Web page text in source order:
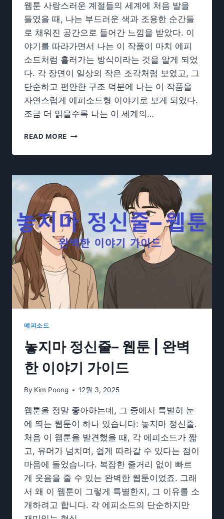
웹툰 사랑스러운 계절들의 세계에 처음 발을
들였을 때, 나는 부드러운 색과 조용한 순간들
로 채워진 공간으로 들어간 느낌을 받았다. 이
야기를 따라가면서 나는 이 작품이 마치 에피
소드처럼 흘러가는 방식이라는 것을 알게 되었
다. 각 장면이 일상의 작은 조각처럼 보였고, 그
단순하고 편안한 구조 덕분에 나는 이 작품을
자연스럽게 에피소드형 이야기로 보게 되었다.
조금 더 읽을수록 나는 이 세계의…
READ MORE
스
운
계
절
들–
웹
툰
| 인
물
과
이
야
기
의
에피소드
놓지마 정신줄– 웹툰 | 완벽
한 이야기 가이드
By Kim Poong 12월 3, 2025
웹툰을 정말 좋아하는데, 그 중에서 특별히 눈
에 띄는 웹툰이 하나 있습니다: 놓지마 정신줄.
처음 이 웹툰을 발견했을 때, 각 에피소드가 짧
고, 유머가 넘치며, 쉽게 따라갈 수 있다는 점이
마음에 들었습니다. 복잡한 줄거리 없이 빠르
게 웃음을 줄 수 있는 완벽한 웹툰이었죠. 그래
서 왜 이 웹툰이 그렇게 특별한지, 그 이유를 소
개하려고 합니다. 각 에피소드의 단순하지만